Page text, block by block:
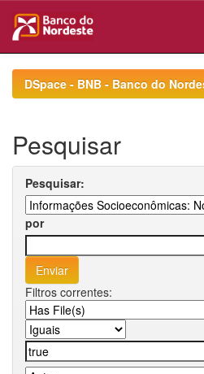
navigationDSpace - BNB - Banco do
Pesquisar
Pesquisar:
por
Filtros correntes: